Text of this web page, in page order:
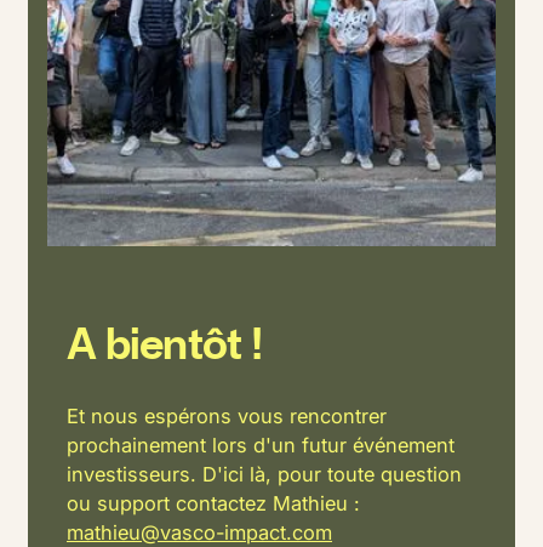
A bientôt !
Et nous espérons vous rencontrer
prochainement lors d'un futur événement
investisseurs. D'ici là, pour toute question
ou support contactez Mathieu :
mathieu@vasco-impact.com